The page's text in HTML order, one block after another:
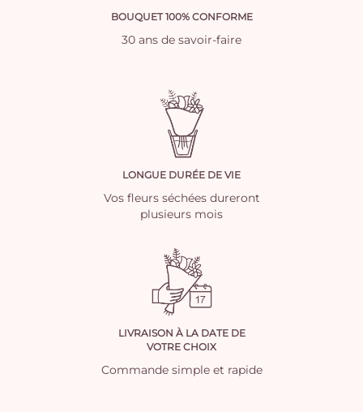
BOUQUET 100% CONFORME
30 ans de savoir-faire
LONGUE DURÉE DE VIE
Vos fleurs séchées dureront
plusieurs mois
LIVRAISON À LA DATE DE
VOTRE CHOIX
Commande simple et rapide